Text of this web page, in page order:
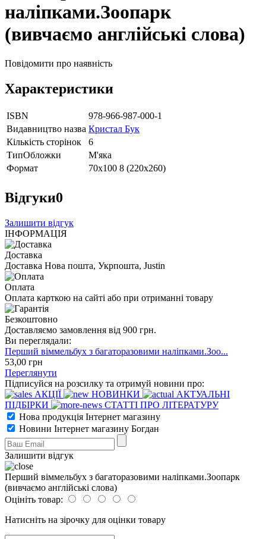
наліпками.Зоопарк
(вивчаємо англійські слова)
Повідомити про наявність
Характеристики
ISBN
978-966-987-000-1
Видавництво назва Кристал Бук
Кількість сторінок
6
ТипОбложки
М'яка
Формат
70х100 8 (220х260)
Відгуки0
Залишити відгук
ІНФОРМАЦІЯ
Доставка
Доставка Нова пошта, Укрпошта, Justin
Оплата
Оплата карткою на сайті або при отриманні товару
Безкоштовно
Доставляємо замовлення від 900 грн.
Ви переглядали:
Перший віммельбух з багаторазовими наліпками.Зоо...
53,00 грн
Переглянути
Підписуйся на розсилку та отримуй новини про:
АКЦІЇ
НОВИНКИ
АКТУАЛЬНІ
ПІДБІРКИ
СТАТТІ ПРО ЛІТЕРАТУРУ
Нова продукція Інтернет магазину
Новини Інтернет магазину Богдан
Залишити відгук
Перший віммельбух з багаторазовими наліпками.Зоопарк
(вивчаємо англійські слова)
Оцініть товар:
Натисніть на зірочку для оцінки товару